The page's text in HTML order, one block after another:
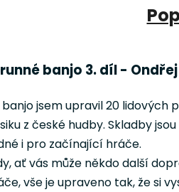
banjo 3. díl -
jsem upravil 20
z české hudby. Skladby
i pro začínající hráče.
ať vás může někdo další
vše je upraveno tak, že si